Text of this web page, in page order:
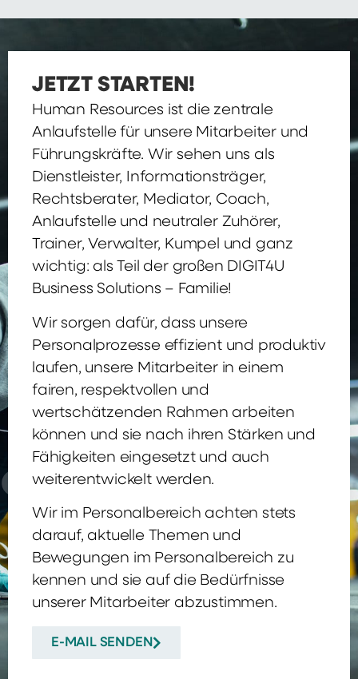
JETZT STARTEN!
Human Resources ist die zentrale
Anlaufstelle für unsere Mitarbeiter und
Führungskräfte. Wir sehen uns als
Dienstleister, Informationsträger,
Rechtsberater, Mediator, Coach,
Anlaufstelle und neutraler Zuhörer,
Trainer, Verwalter, Kumpel und ganz
wichtig: als Teil der großen DIGIT4U
Business Solutions – Familie!
Wir sorgen dafür, dass unsere
Personalprozesse effizient und produktiv
laufen, unsere Mitarbeiter in einem
fairen, respektvollen und
wertschätzenden Rahmen arbeiten
können und sie nach ihren Stärken und
Fähigkeiten eingesetzt und auch
weiterentwickelt werden.
Wir im Personalbereich achten stets
darauf, aktuelle Themen und
Bewegungen im Personalbereich zu
kennen und sie auf die Bedürfnisse
unserer Mitarbeiter abzustimmen.
E-MAIL SENDEN